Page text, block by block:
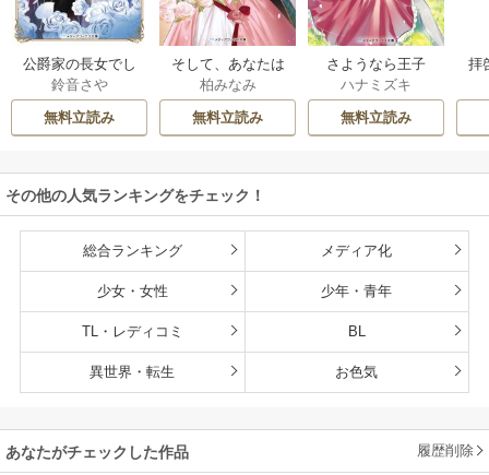
公爵家の長女でし
た
鈴音さや
無料立読み
そして、あなたは
私を捨てる
柏みなみ
無料立読み
さようなら王子
様、どうか私のこ
とは忘れてくださ
い
ハナミズキ
無料立読み
拝
その他の人気ランキングをチェック！
総合ランキング メディア化
少女・女性 少年・青年
TL・レディコミ BL
異世界・転生 お色気
あなたがチェックした作品 履歴削除